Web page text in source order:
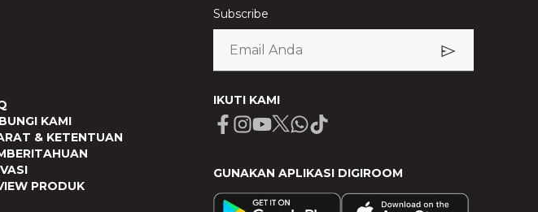
KAMI
& KETENTUAN
PRODUK
Subscribe
IKUTI KAMI
Facebook
Instagram
Youtube
X Whatsapp
Tiktok
GUNAKAN APLIKASI DIGIROOM